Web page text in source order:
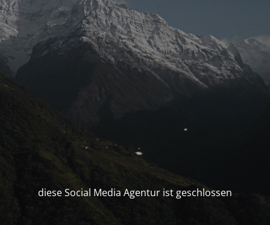
diese Social Media Agentur ist geschlossen